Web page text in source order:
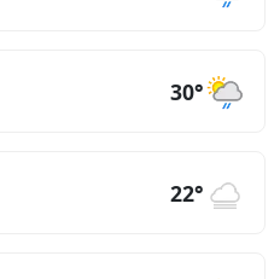
30°
22°